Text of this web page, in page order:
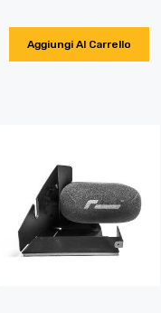
Aggiungi Al Carrello